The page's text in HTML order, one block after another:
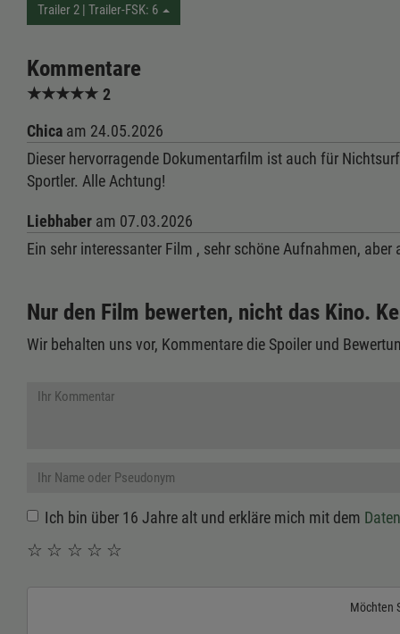
Trailer 2 | Trailer-FSK: 6
Kommentare
★★★★★ 2
Chica am 24.05.2026
Dieser hervorragende Dokumentarfilm ist auch für
Sportler. Alle Achtung!
Liebhaber am 07.03.2026
Ein sehr interessanter Film , sehr schöne Aufnahmen,
Nur den Film bewerten, nicht das Kino.
Wir behalten uns vor, Kommentare die Spoiler und
Ich bin über 16 Jahre alt und erkläre mich mit dem
☆
☆
☆
☆
☆
Möchten